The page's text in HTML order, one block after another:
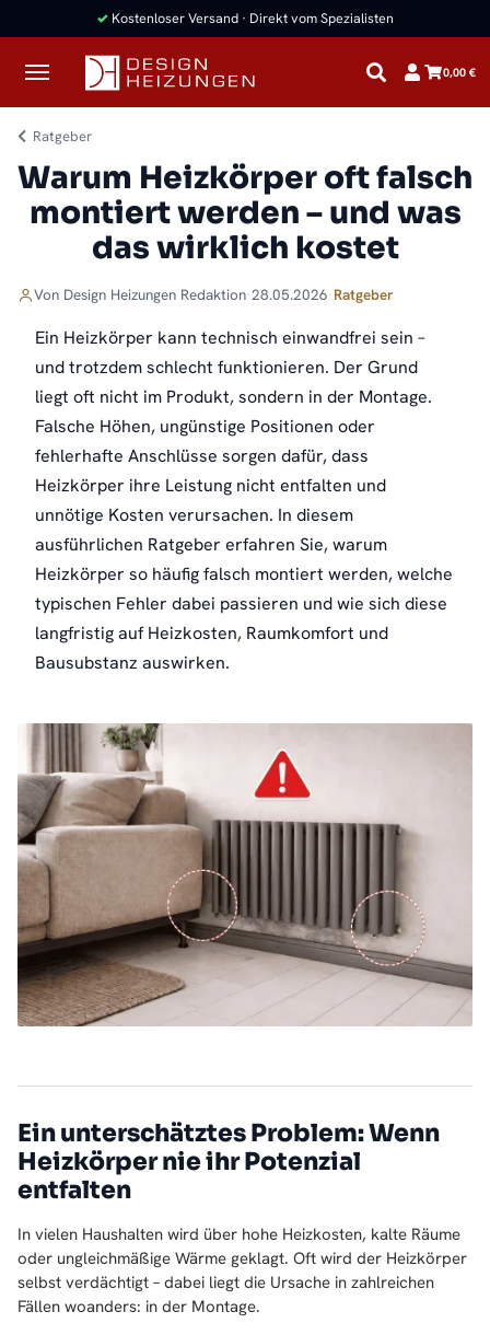
✓ Kostenloser Versand · Direkt vom Spezialisten
0,00 €
Ratgeber
Warum Heizkörper oft falsch
montiert werden – und was
das wirklich kostet
Von Design Heizungen Redaktion·28.05.2026·Ratgeber
Ein Heizkörper kann technisch einwandfrei sein –
und trotzdem schlecht funktionieren. Der Grund
liegt oft nicht im Produkt, sondern in der Montage.
Falsche Höhen, ungünstige Positionen oder
fehlerhafte Anschlüsse sorgen dafür, dass
Heizkörper ihre Leistung nicht entfalten und
unnötige Kosten verursachen. In diesem
ausführlichen Ratgeber erfahren Sie, warum
Heizkörper so häufig falsch montiert werden, welche
typischen Fehler dabei passieren und wie sich diese
langfristig auf Heizkosten, Raumkomfort und
Bausubstanz auswirken.
Ein unterschätztes Problem: Wenn
Heizkörper nie ihr Potenzial
entfalten
In vielen Haushalten wird über hohe Heizkosten, kalte Räume
oder ungleichmäßige Wärme geklagt. Oft wird der Heizkörper
selbst verdächtigt – dabei liegt die Ursache in zahlreichen
Fällen woanders: in der Montage.